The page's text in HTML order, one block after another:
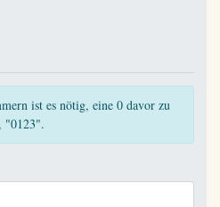
ist es nötig, eine 0 davor zu
"0123".